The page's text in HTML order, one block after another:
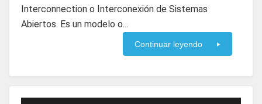
Interconnection o Interconexión de Sistemas
Abiertos. Es un modelo o...
Continuar leyendo